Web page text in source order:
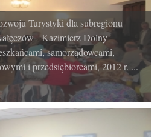
Turystyki dla subregionu
- Kazimierz Dolny -
samorządowcami,
i przedsiębiorcami, 2012 r. ...